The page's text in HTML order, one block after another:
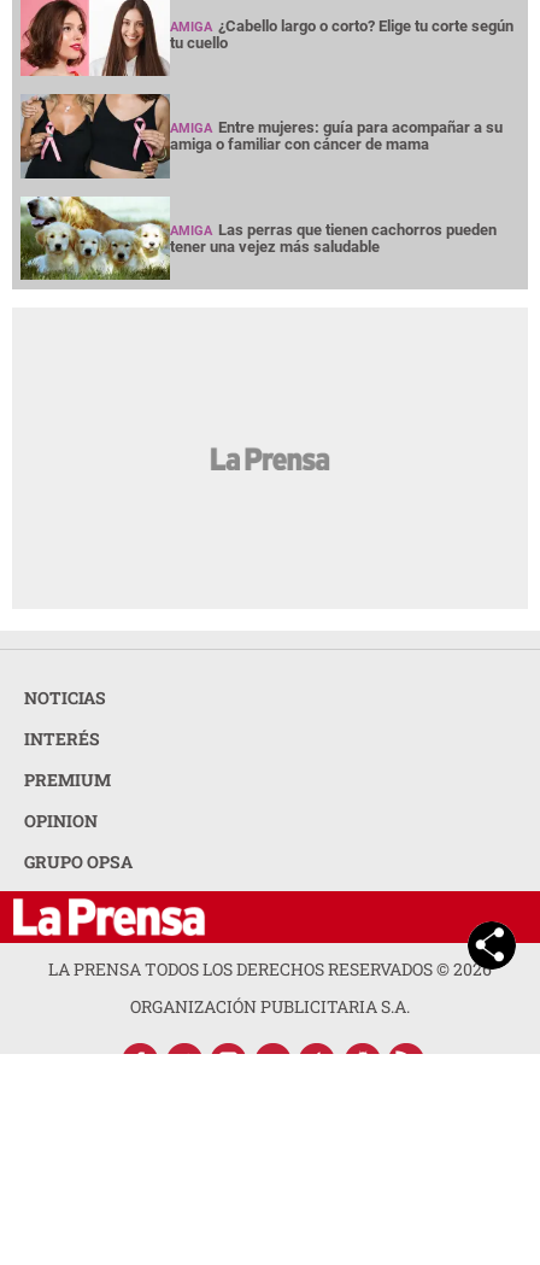
AMIGA ¿Cabello largo o corto? Elige tu corte según
tu cuello
AMIGA Entre mujeres: guía para acompañar a su
amiga o familiar con cáncer de mama
AMIGA Las perras que tienen cachorros pueden
tener una vejez más saludable
NOTICIAS
INTERÉS
PREMIUM
OPINION
GRUPO OPSA
LA PRENSA TODOS LOS DERECHOS RESERVADOS ©2026
ORGANIZACIÓN PUBLICITARIA S.A.